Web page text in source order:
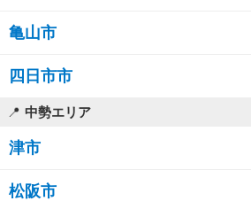
亀山市
四日市市
中勢エリア
津市
松阪市